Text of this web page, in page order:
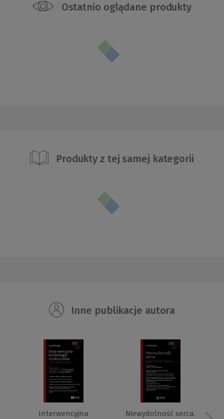
Ostatnio oglądane produkty
Produkty z tej samej kategorii
Inne publikacje autora
Interwencyjna
Niewydolność serca.